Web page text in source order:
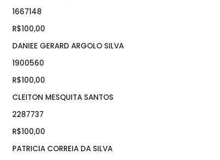
1667148
R$100,00
DANIEE GERARD ARGOLO SILVA
1900560
R$100,00
CLEITON MESQUITA SANTOS
2287737
R$100,00
PATRICIA CORREIA DA SILVA